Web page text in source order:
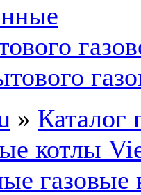
» Каталог
котлы
газовые